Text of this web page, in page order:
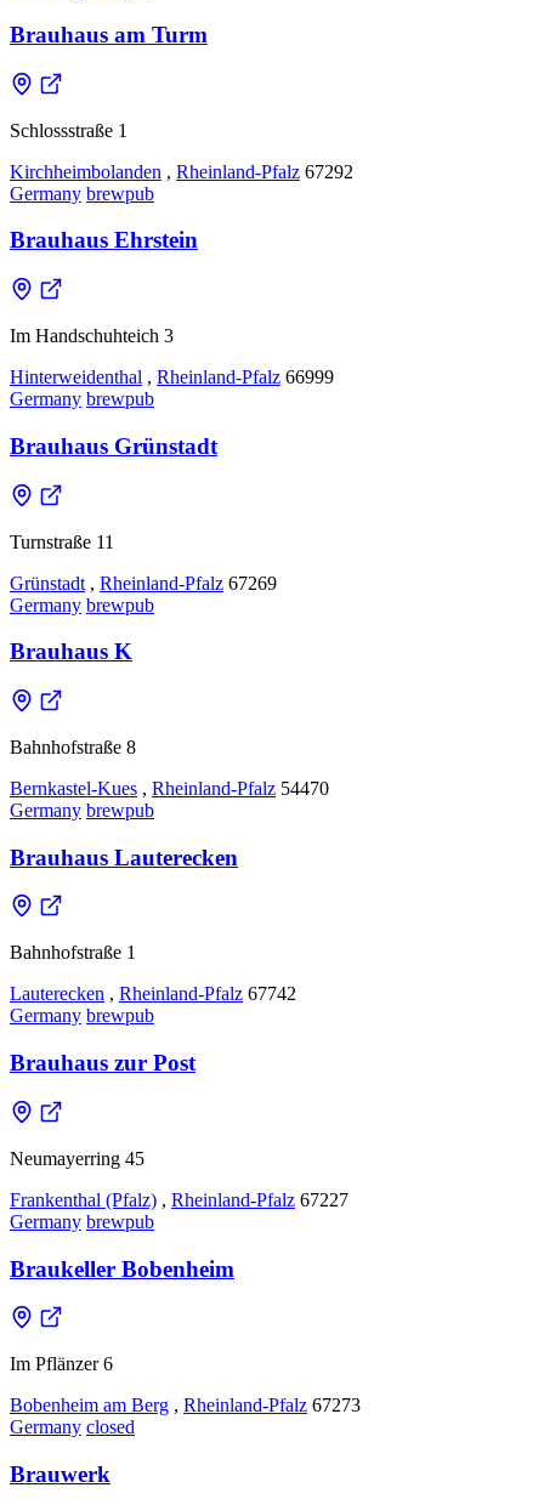
Brauhaus am Turm
Schlossstraße 1
Kirchheimbolanden , Rheinland-Pfalz 67292
Germany brewpub
Brauhaus Ehrstein
Im Handschuhteich 3
Hinterweidenthal , Rheinland-Pfalz 66999
Germany brewpub
Brauhaus Grünstadt
Turnstraße 11
Grünstadt , Rheinland-Pfalz 67269
Germany brewpub
Brauhaus K
Bahnhofstraße 8
Bernkastel-Kues , Rheinland-Pfalz 54470
Germany brewpub
Brauhaus Lauterecken
Bahnhofstraße 1
Lauterecken , Rheinland-Pfalz 67742
Germany brewpub
Brauhaus zur Post
Neumayerring 45
Frankenthal (Pfalz) , Rheinland-Pfalz 67227
Germany brewpub
Braukeller Bobenheim
Im Pflänzer 6
Bobenheim am Berg , Rheinland-Pfalz 67273
Germany closed
Brauwerk